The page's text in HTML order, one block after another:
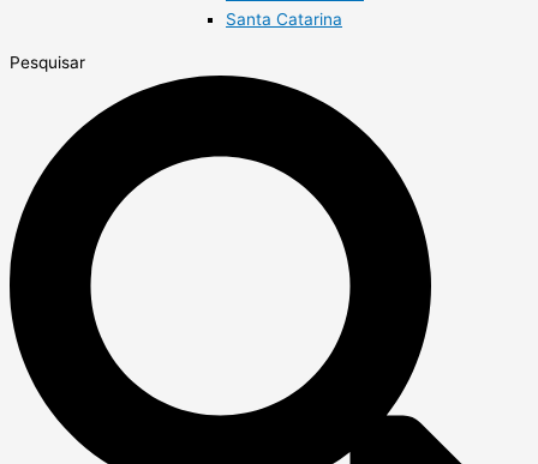
Santa Catarina
Pesquisar